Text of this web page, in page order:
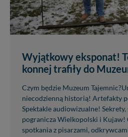
Wyjątkowy eksponat!
konnej trafiły do
Czym będzie Muzeum
niecodzienną historią! Artefakty
Spektakle audiowizualne! Sekrety,
pogranicza Wielkopolski i Kujaw!
spotkania z pisarzami,